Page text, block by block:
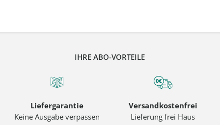
IHRE ABO-VORTEILE
Liefergarantie
Keine Ausgabe verpassen
Versandkostenfrei
Lieferung frei Haus